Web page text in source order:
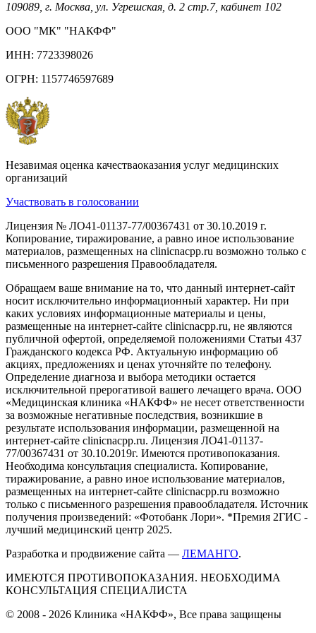
109089, г. Москва, ул. Угрешская, д. 2 стр.7, кабинет 102
ООО "МК" "НАКФФ"
ИНН: 7723398026
ОГРН: 1157746597689
Незавимая оценка качестваоказания услуг медицинских
организаций
Участвовать в голосовании
Лицензия № ЛО41-01137-77/00367431 от 30.10.2019 г.
Копирование, тиражирование, а равно иное использование
материалов, размещенных на clinicnacpp.ru возможно только с
письменного разрешения Правообладателя.
Обращаем ваше внимание на то, что данный интернет-сайт
носит исключительно информационный характер. Ни при
каких условиях информационные материалы и цены,
размещенные на интернет-сайте clinicnacpp.ru, не являются
публичной офертой, определяемой положениями Статьи 437
Гражданского кодекса РФ. Актуальную информацию об
акциях, предложениях и ценах уточняйте по телефону.
Определение диагноза и выбора методики остается
исключительной прерогативой вашего лечащего врача. ООО
«Медицинская клиника «НАКФФ» не несет ответственности
за возможные негативные последствия, возникшие в
результате использования информации, размещенной на
интернет-сайте clinicnacpp.ru. Лицензия ЛО41-01137-
77/00367431 от 30.10.2019г. Имеются противопоказания.
Необходима консультация специалиста. Копирование,
тиражирование, а равно иное использование материалов,
размещенных на интернет-сайте clinicnacpp.ru возможно
только с письменного разрешения правообладателя. Источник
получения произведений: «Фотобанк Лори». *Премия 2ГИС -
лучший медицинский центр 2025.
Разработка и продвижение сайта — ЛЕМАНГО.
ИМЕЮТСЯ ПРОТИВОПОКАЗАНИЯ. НЕОБХОДИМА
КОНСУЛЬТАЦИЯ СПЕЦИАЛИСТА
© 2008 - 2026 Клиника «НАКФФ», Все права защищены